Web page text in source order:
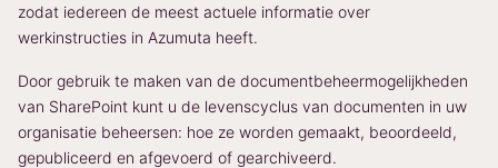
zodat iedereen de meest actuele informatie over
werkinstructies in Azumuta heeft.
Door gebruik te maken van de documentbeheermogelijkheden
van SharePoint kunt u de levenscyclus van documenten in uw
organisatie beheersen: hoe ze worden gemaakt, beoordeeld,
gepubliceerd en afgevoerd of gearchiveerd.